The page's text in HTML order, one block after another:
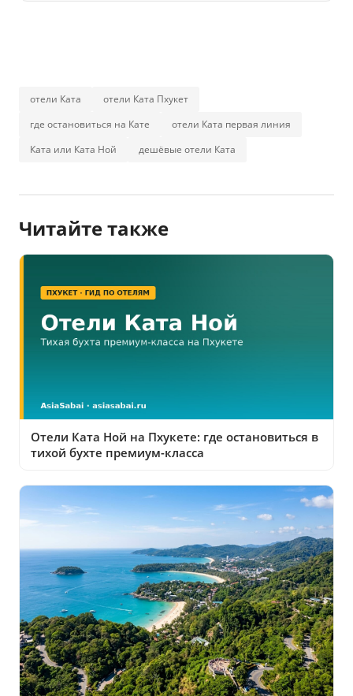
отели Ката
отели Ката Пхукет
где остановиться на Кате
отели Ката первая линия
Ката или Ката Ной
дешёвые отели Ката
Читайте также
Отели Ката Ной на Пхукете: где остановиться в
тихой бухте премиум-класса